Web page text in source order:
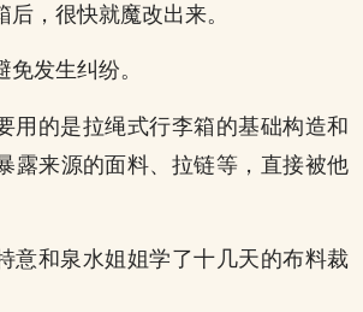
，很快就魔改出来。
发生纠纷。
用的是拉绳式行李箱的基础构造和
露来源的面料、拉链等，直接被他
意和泉水姐姐学了十几天的布料裁